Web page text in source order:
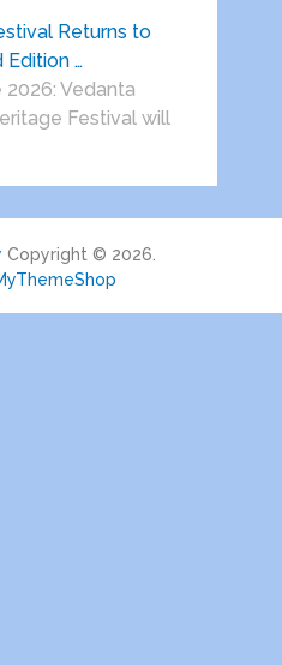
Returns to
Edition …
2026: Vedanta
Festival will
Copyright © 2026.